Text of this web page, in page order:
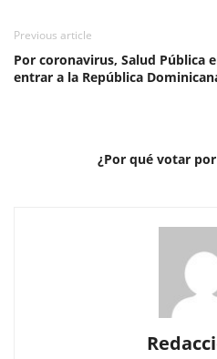
Previous article
Por coronavirus, Salud Pública
entrar a la República
¿Por qué votar